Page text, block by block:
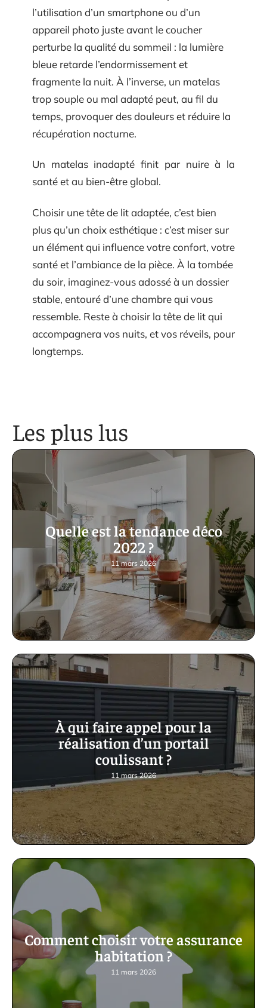
l’utilisation d’un smartphone ou d’un
appareil photo juste avant le coucher
perturbe la qualité du sommeil : la lumière
bleue retarde l’endormissement et
fragmente la nuit. À l’inverse, un matelas
trop souple ou mal adapté peut, au fil du
temps, provoquer des douleurs et réduire la
récupération nocturne.
Un matelas inadapté finit par nuire à la
santé et au bien-être global.
Choisir une tête de lit adaptée, c’est bien
plus qu’un choix esthétique : c’est miser sur
un élément qui influence votre confort, votre
santé et l’ambiance de la pièce. À la tombée
du soir, imaginez-vous adossé à un dossier
stable, entouré d’une chambre qui vous
ressemble. Reste à choisir la tête de lit qui
accompagnera vos nuits, et vos réveils, pour
longtemps.
Les plus lus
Quelle est la tendance déco
2022 ?
11 mars 2026
À qui faire appel pour la
réalisation d’un portail
coulissant ?
11 mars 2026
Comment choisir votre assurance
habitation ?
11 mars 2026